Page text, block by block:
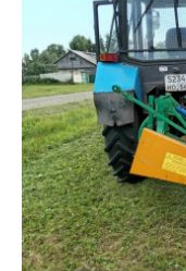
500 литров ухи
Бугринском пляже
Под Новосибирском
перевернувшейся